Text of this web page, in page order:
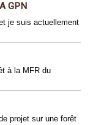
GPN
je suis actuellement
à la MFR du
projet sur une forêt